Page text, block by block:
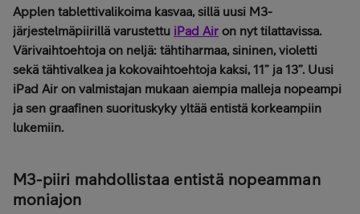
Applen tablettivalikoima kasvaa, sillä uusi M3-
järjestelmäpiirillä varustettu iPad Air on nyt tilattavissa.
Värivaihtoehtoja on neljä: tähtiharmaa, sininen, violetti
sekä tähtivalkea ja kokovaihtoehtoja kaksi, 11” ja 13”. Uusi
iPad Air on valmistajan mukaan aiempia malleja nopeampi
ja sen graafinen suorituskyky yltää entistä korkeampiin
lukemiin.
M3-piiri mahdollistaa entistä nopeamman
moniajon